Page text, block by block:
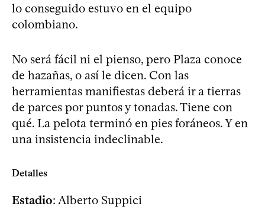
lo conseguido estuvo en el equipo
colombiano.
No será fácil ni el pienso, pero Plaza conoce
de hazañas, o así le dicen. Con las
herramientas manifiestas deberá ir a tierras
de parces por puntos y tonadas. Tiene con
qué. La pelota terminó en pies foráneos. Y en
una insistencia indeclinable.
Detalles
Estadio: Alberto Suppici